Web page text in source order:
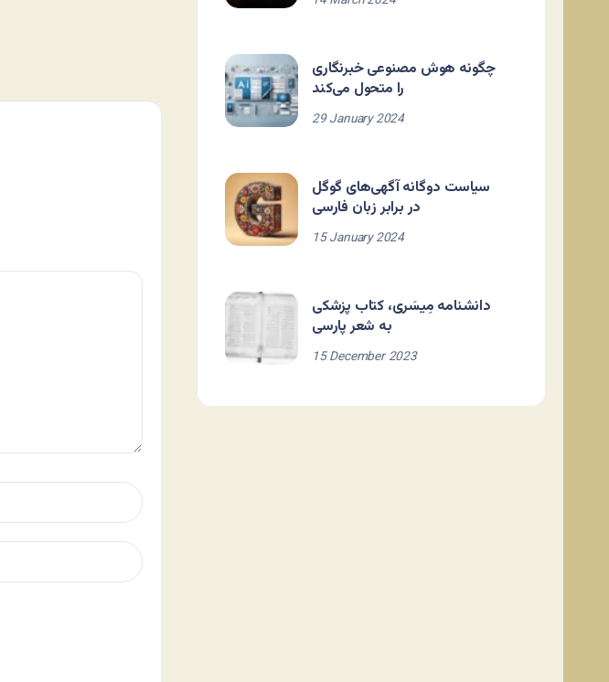
چگونه هوش مصنوعی خبرنگاری
را متحول می‌کند
29 January 2024
سیاست دوگانه آگهی‌های گوگل
در برابر زبان فارسی
15 January 2024
دانشنامه مِیسَری، کتاب پزشکی
به شعر پارسی
15 December 2023